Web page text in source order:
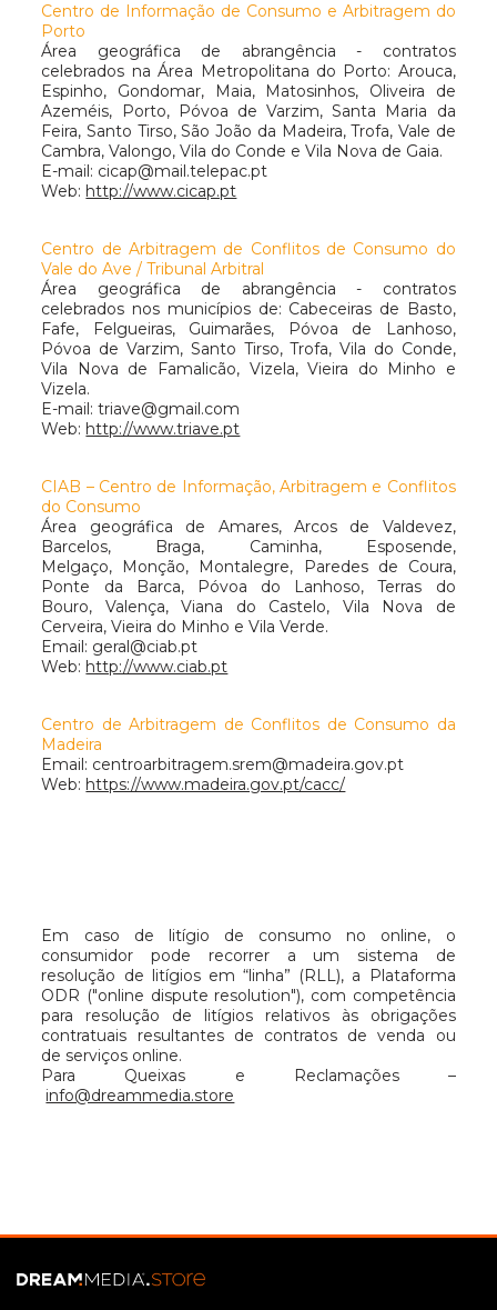
Centro de Informação de Consumo e Arbitragem do
Porto
Área geográfica de abrangência - contratos
celebrados na Área Metropolitana do Porto: Arouca,
Espinho, Gondomar, Maia, Matosinhos, Oliveira de
Azeméis, Porto, Póvoa de Varzim, Santa Maria da
Feira, Santo Tirso, São João da Madeira, Trofa, Vale de
Cambra, Valongo, Vila do Conde e Vila Nova de Gaia.
E-mail: cicap@mail.telepac.pt
Web: http://www.cicap.pt
Centro de Arbitragem de Conflitos de Consumo do
Vale do Ave / Tribunal Arbitral
Área geográfica de abrangência - contratos
celebrados nos municípios de: Cabeceiras de Basto,
Fafe, Felgueiras, Guimarães, Póvoa de Lanhoso,
Póvoa de Varzim, Santo Tirso, Trofa, Vila do Conde,
Vila Nova de Famalicão, Vizela, Vieira do Minho e
Vizela.
E-mail:triave@gmail.com
Web: http://www.triave.pt
CIAB – Centro de Informação, Arbitragem e Conflitos
do Consumo
Área geográfica de Amares, Arcos de Valdevez,
Barcelos, Braga, Caminha, Esposende,
Melgaço, Monção, Montalegre, Paredes de Coura,
Ponte da Barca, Póvoa do Lanhoso, Terras do
Bouro, Valença, Viana do Castelo, Vila Nova de
Cerveira, Vieira do Minho e Vila Verde.
Email: geral@ciab.pt
Web: http://www.ciab.pt
Centro de Arbitragem de Conflitos de Consumo da
Madeira
Email: centroarbitragem.srem@madeira.gov.pt
Web: https://www.madeira.gov.pt/cacc/
Em caso de litígio de consumo no online, o
consumidor pode recorrer a um sistema de
resolução de litígios em “linha” (RLL), a Plataforma
ODR ("online dispute resolution"), com competência
para resolução de litígios relativos às obrigações
contratuais resultantes de contratos de venda ou
de serviços online.
Para Queixas e Reclamações –
info@dreammedia.store